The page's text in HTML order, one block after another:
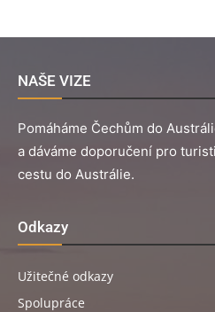
NAŠE VIZE
Pomáháme Čechům do
a dáváme doporučení pro
cestu do Austrálie.
Odkazy
Užitečné odkazy
Spolupráce